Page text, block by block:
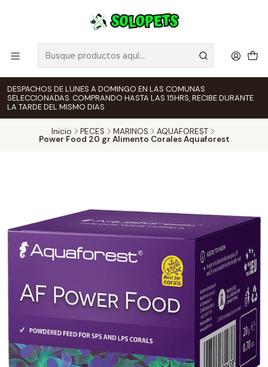
DESPACHOS DE LUNES A DOMINGO EN LAS COMUNAS
SELECCIONADAS. COMPRANDO HASTA LAS 15HRS, RECIBE DURANTE
LA TARDE DEL MISMO DIAS
Inicio PECES MARINOS AQUAFOREST
Power Food 20 gr Alimento Corales Aquaforest